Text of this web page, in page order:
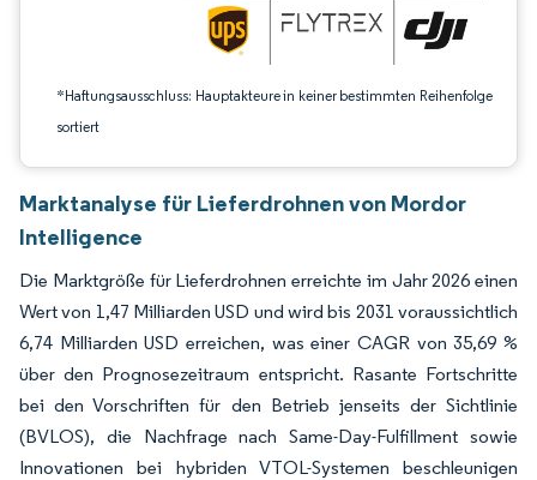
*Haftungsausschluss: Hauptakteure in keiner bestimmten Reihenfolge
sortiert
Marktanalyse für Lieferdrohnen von Mordor
Intelligence
Die Marktgröße für Lieferdrohnen erreichte im Jahr 2026 einen
Wert von 1,47 Milliarden USD und wird bis 2031 voraussichtlich
6,74 Milliarden USD erreichen, was einer CAGR von 35,69 %
über den Prognosezeitraum entspricht. Rasante Fortschritte
bei den Vorschriften für den Betrieb jenseits der Sichtlinie
(BVLOS), die Nachfrage nach Same-Day-Fulfillment sowie
Innovationen bei hybriden VTOL-Systemen beschleunigen